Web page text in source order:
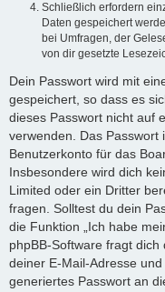
Schließlich erfordern
Daten gespeichert
bei Umfragen, der
von dir gesetzte
Dein Passwort wird mit
gespeichert, so dass es
dieses Passwort nicht auf
verwenden. Das Passwort
Benutzerkonto für das
Insbesondere wird dich
Limited oder ein Dritter
fragen. Solltest du dein
die Funktion „Ich habe
phpBB-Software fragt
deiner E-Mail-Adresse
generiertes Passwort an